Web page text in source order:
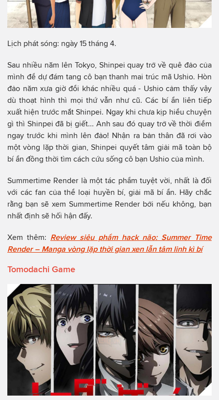
Lịch phát sóng: ngày 15 tháng 4.
Sau nhiều năm lên Tokyo, Shinpei quay trở về quê đảo của
mình để dự đám tang cô bạn thanh mai trúc mã Ushio. Hòn
đảo năm xưa giờ đổi khác nhiều quá - Ushio cảm thấy vậy
dù thoạt hình thì mọi thứ vẫn như cũ. Các bí ẩn liên tiếp
xuất hiện trước mắt Shinpei. Ngay khi chưa kịp hiểu chuyện
gì thì Shinpei đã bị giết... Anh sau đó quay trở về thời điểm
ngay trước khi mình lên đảo! Nhận ra bản thân đã rơi vào
một vòng lặp thời gian, Shinpei quyết tâm giải mã toàn bộ
bí ẩn đồng thời tìm cách cứu sống cô bạn Ushio của mình.
Summertime Render là một tác phẩm tuyệt vời, nhất là đối
với các fan của thể loại huyền bí, giải mã bí ẩn. Hãy chắc
rằng bạn sẽ xem Summertime Render bởi nếu không, bạn
nhất định sẽ hối hận đấy.
Xem thêm: Review siêu phẩm hack não: Summer Time
Render – Manga vòng lặp thời gian xen lẫn tâm linh kì bí
Tomodachi Game